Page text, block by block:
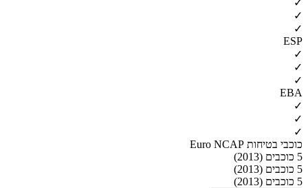
✓
✓
ESP
✓
✓
✓
EBA
✓
✓
✓
כוכבי בטיחות Euro NCAP
5 כוכבים (2013)
5 כוכבים (2013)
5 כוכבים (2013)